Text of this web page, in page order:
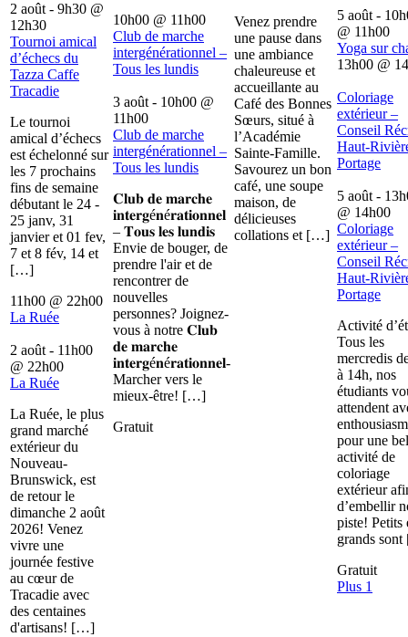
2 août - 9h30 @
12h30
Tournoi amical
d’échecs du
Tazza Caffe
Tracadie
Le tournoi
amical d’échecs
est échelonné sur
les 7 prochains
fins de semaine
débutant le 24 -
25 janv, 31
janvier et 01 fev,
7 et 8 fév, 14 et
[…]
11h00 @ 22h00
La Ruée
2 août - 11h00
@ 22h00
La Ruée
La Ruée, le plus
grand marché
extérieur du
Nouveau-
Brunswick, est
de retour le
dimanche 2 août
2026! Venez
vivre une
journée festive
au cœur de
Tracadie avec
des centaines
d'artisans! […]
10h00 @ 11h00
Club de marche
intergénérationnel –
Tous les lundis
3 août - 10h00 @
11h00
Club de marche
intergénérationnel –
Tous les lundis
𝐂𝐥𝐮𝐛 𝐝𝐞 𝐦𝐚𝐫𝐜𝐡𝐞
𝐢𝐧𝐭𝐞𝐫𝐠é𝐧é𝐫𝐚𝐭𝐢𝐨𝐧𝐧𝐞𝐥
– 𝐓𝐨𝐮𝐬 𝐥𝐞𝐬 𝐥𝐮𝐧𝐝𝐢𝐬
Envie de bouger, de
prendre l'air et de
rencontrer de
nouvelles
personnes? Joignez-
vous à notre 𝐂𝐥𝐮𝐛
𝐝𝐞 𝐦𝐚𝐫𝐜𝐡𝐞
𝐢𝐧𝐭𝐞𝐫𝐠é𝐧é𝐫𝐚𝐭𝐢𝐨𝐧𝐧𝐞𝐥-
Marcher vers le
mieux-être! […]
Gratuit
Venez prendre
une pause dans
une ambiance
chaleureuse et
accueillante au
Café des Bonnes
Sœurs, situé à
l’Académie
Sainte-Famille.
Savourez un bon
café, une soupe
maison, de
délicieuses
collations et […]
5 août -
@ 11h00
Yoga sur
13h00 @
Coloriage
extérieur –
Conseil
Haut-
Portage
5 août -
@ 14h00
Coloriage
extérieur –
Conseil
Haut-
Portage
Activité
Tous les
mercredis
à 14h, nos
étudiants
attendent
pour une
activité de
coloriage
extérieur
d’embellir
piste! Petits
grands
Gratuit
Plus 1